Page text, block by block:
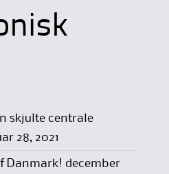
skjulte centrale
28, 2021
Danmark! december